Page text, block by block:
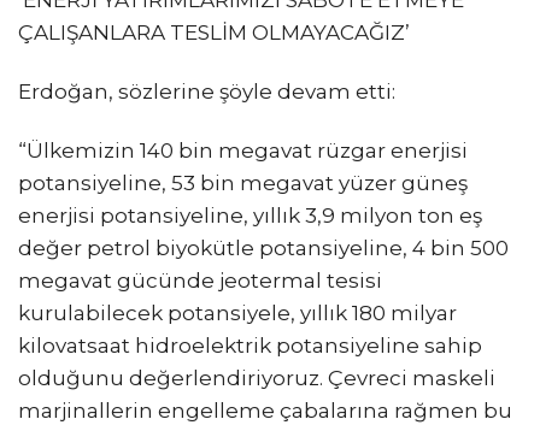
ÇALIŞANLARA TESLİM OLMAYACAĞIZ’
Erdoğan, sözlerine şöyle devam etti:
“Ülkemizin 140 bin megavat rüzgar enerjisi
potansiyeline, 53 bin megavat yüzer güneş
enerjisi potansiyeline, yıllık 3,9 milyon ton eş
değer petrol biyokütle potansiyeline, 4 bin 500
megavat gücünde jeotermal tesisi
kurulabilecek potansiyele, yıllık 180 milyar
kilovatsaat hidroelektrik potansiyeline sahip
olduğunu değerlendiriyoruz. Çevreci maskeli
marjinallerin engelleme çabalarına rağmen bu